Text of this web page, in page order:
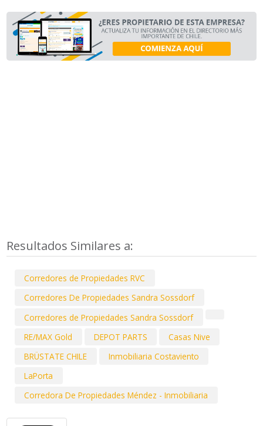
Resultados Similares a:
Corredores de Propiedades RVC
Corredores De Propiedades Sandra Sossdorf
Corredores de Propiedades Sandra Sossdorf
RE/MAX Gold
DEPOT PARTS
Casas Nive
BRÜSTATE CHILE
Inmobiliaria Costaviento
LaPorta
Corredora De Propiedades Méndez - Inmobiliaria